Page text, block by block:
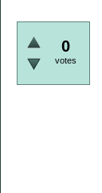
0
votes